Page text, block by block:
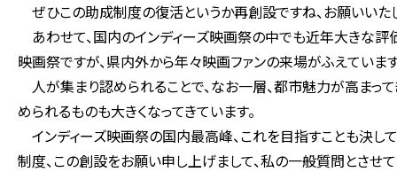
ぜひこの助成制度の復活というか再創設ですね、お願いいた
あわせて、国内のインディーズ映画祭の中でも近年大きな評
映画祭ですが、県内外から年々映画ファンの来場がふえています
人が集まり認められることで、なお一層、都市魅力が高まって
められるものも大きくなってきています。
インディーズ映画祭の国内最高峰、これを目指すことも決し
制度、この創設をお願い申し上げまして、私の一般質問とさせて